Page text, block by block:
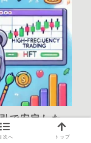
で安定した
次へ トップ